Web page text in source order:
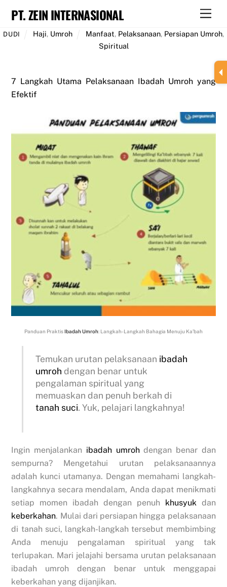
content
PT. ZEIN INTERNASIONAL
DUDI Haji, Umroh Manfaat, Pelaksanaan, Persiapan Umroh,
Spiritual
7 Langkah Utama Pelaksanaan Ibadah Umroh yang
Efektif
Panduan Praktis Ibadah Umroh: Langkah-Langkah Bahagia Menuju Ka’bah
Temukan urutan pelaksanaan ibadah
umroh dengan benar untuk
pengalaman spiritual yang
memuaskan dan penuh berkah di
tanah suci. Yuk, pelajari langkahnya!
Ingin menjalankan ibadah umrohdengan benar dan
sempurna? Mengetahui urutan pelaksanaannya
adalah kunci utamanya. Dengan memahami langkah-
langkahnya secara mendalam, Anda dapat menikmati
setiap momen ibadah dengan penuh khusyuk dan
keberkahan. Mulai dari persiapan hingga pelaksanaan
di tanah suci, langkah-langkah tersebut membimbing
Anda menuju pengalaman spiritual yang tak
terlupakan. Mari jelajahi bersama urutan pelaksanaan
ibadah umroh dengan benar untuk menggapai
keberkahan yang dijanjikan.